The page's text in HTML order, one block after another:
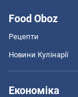
Food Oboz
Рецепти
Новини Кулінарії
Економіка